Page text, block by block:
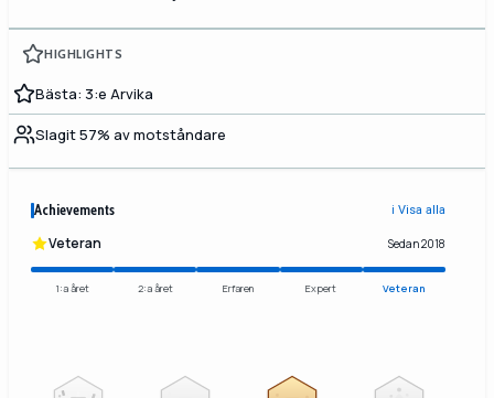
HIGHLIGHTS
Bästa: 3:e Arvika
Slagit 57% av motståndare
Achievements ℹ️ Visa alla
Veteran Sedan 2018
1:a året 2:a året Erfaren Expert Veteran